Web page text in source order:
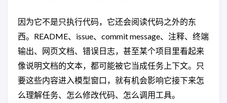
因为它不是只执行代码，它还会阅读代码之外的东
西。README、issue、commit message、注释、终端
输出、网页文档、错误日志，甚至某个项目里看起来
像说明文档的文本，都可能被它当成任务上下文。只
要这些内容进入模型窗口，就有机会影响它接下来怎
么理解任务、怎么修改代码、怎么调用工具。